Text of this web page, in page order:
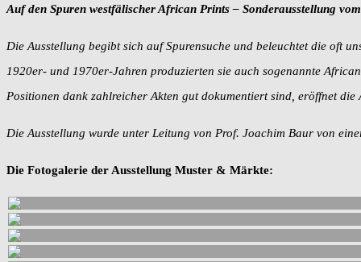
Auf den Spuren westfälischer African Prints – Sonderausstellung
Die Ausstellung begibt sich auf Spurensuche und beleuchtet die oft
1920er- und 1970er-Jahren produzierten sie auch sogenannte
Positionen dank zahlreicher Akten gut dokumentiert sind, eröffnet die
Die Ausstellung wurde unter Leitung von Prof. Joachim Baur von
Die Fotogalerie der Ausstellung Muster & Märkte: